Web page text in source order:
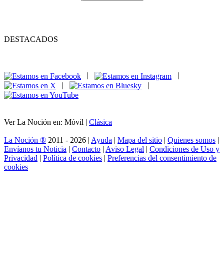
DESTACADOS
|
|
Ver La Noción en: Móvil | Clásica
La Noción ® 2011 - 2026 | Ayuda | Mapa del sitio | Quienes somos |
Envíanos tu Noticia | Contacto | Aviso Legal | Condiciones de Uso y
Privacidad | Política de cookies | Preferencias del consentimiento de
cookies